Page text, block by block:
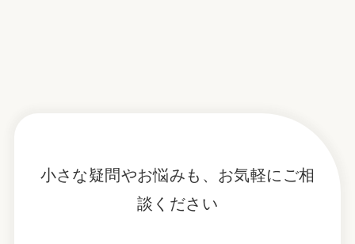
小さな疑問やお悩みも、お気軽にご相
談ください